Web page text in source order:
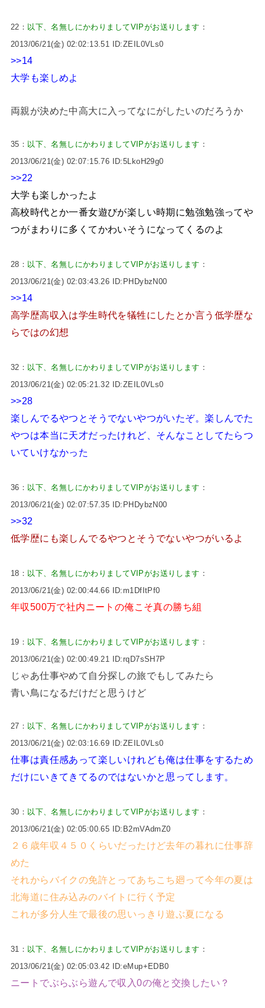
22： 以下、名無しにかわりましてVIPがお送りします ：
2013/06/21(金) 02:02:13.51 ID:ZEIL0VLs0
>>14
大学も楽しめよ
両親が決めた中高大に入ってなにがしたいのだろうか
35： 以下、名無しにかわりましてVIPがお送りします ：
2013/06/21(金) 02:07:15.76 ID:5LkoH29g0
>>22
大学も楽しかったよ
高校時代とか一番女遊びが楽しい時期に勉強勉強ってや
つがまわりに多くてかわいそうになってくるのよ
28： 以下、名無しにかわりましてVIPがお送りします ：
2013/06/21(金) 02:03:43.26 ID:PHDybzN00
>>14
高学歴高収入は学生時代を犠牲にしたとか言う低学歴な
らではの幻想
32： 以下、名無しにかわりましてVIPがお送りします ：
2013/06/21(金) 02:05:21.32 ID:ZEIL0VLs0
>>28
楽しんでるやつとそうでないやつがいたぞ。楽しんでた
やつは本当に天才だったけれど、そんなことしてたらつ
いていけなかった
36： 以下、名無しにかわりましてVIPがお送りします ：
2013/06/21(金) 02:07:57.35 ID:PHDybzN00
>>32
低学歴にも楽しんでるやつとそうでないやつがいるよ
18： 以下、名無しにかわりましてVIPがお送りします ：
2013/06/21(金) 02:00:44.66 ID:m1DfItPf0
年収500万で社内ニートの俺こそ真の勝ち組
19： 以下、名無しにかわりましてVIPがお送りします ：
2013/06/21(金) 02:00:49.21 ID:rqD7sSH7P
じゃあ仕事やめて自分探しの旅でもしてみたら
青い鳥になるだけだと思うけど
27： 以下、名無しにかわりましてVIPがお送りします ：
2013/06/21(金) 02:03:16.69 ID:ZEIL0VLs0
仕事は責任感あって楽しいけれども俺は仕事をするため
だけにいきてきてるのではないかと思ってします。
30： 以下、名無しにかわりましてVIPがお送りします ：
2013/06/21(金) 02:05:00.65 ID:B2mVAdmZ0
２６歳年収４５０くらいだったけど去年の暮れに仕事辞
めた
それからバイクの免許とってあちこち廻って今年の夏は
北海道に住み込みのバイトに行く予定
これが多分人生で最後の思いっきり遊ぶ夏になる
31： 以下、名無しにかわりましてVIPがお送りします ：
2013/06/21(金) 02:05:03.42 ID:eMup+EDB0
ニートでぶらぶら遊んで収入0の俺と交換したい？